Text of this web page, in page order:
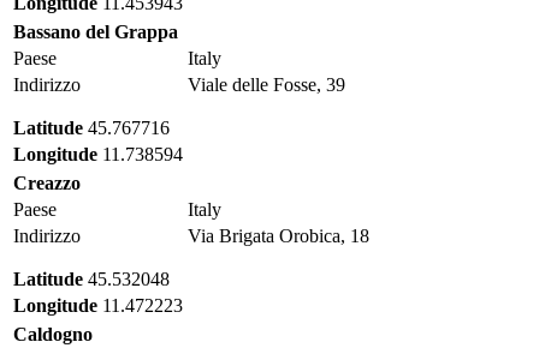
Bassano del Grappa
Paese
Italy
Indirizzo
Viale delle Fosse, 39
Latitude 45.767716
Longitude 11.738594
Creazzo
Paese
Italy
Indirizzo
Via Brigata Orobica, 18
Latitude 45.532048
Longitude 11.472223
Caldogno